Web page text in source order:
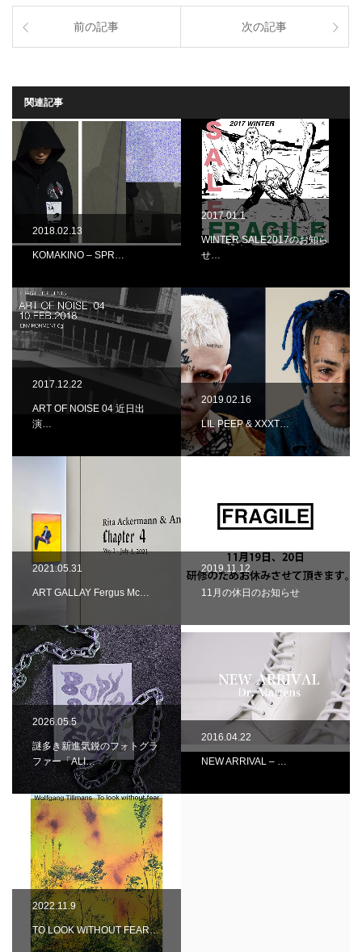
前の記事 次の記事
関連記事
2018.02.13
KOMAKINO – SPR…
2017.01.1
WINTER SALE2017のお知ら
せ…
2017.12.22
ART OF NOISE 04 近日出
演…
2019.02.16
LIL PEEP & XXXT…
2021.05.31
ART GALLAY Fergus Mc…
2019.11.12
11月の休日のお知らせ
2026.05.5
謎多き新進気鋭のフォトグラ
ファー「ALI…
2016.04.22
NEW ARRIVAL – …
2022.11.9
TO LOOK WITHOUT FEAR…